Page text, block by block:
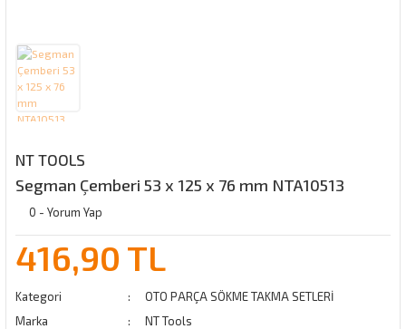
NT TOOLS
Segman Çemberi 53 x 125 x 76 mm NTA10513
0 - Yorum Yap
416,90 TL
Kategori
OTO PARÇA SÖKME TAKMA SETLERİ
Marka
NT Tools